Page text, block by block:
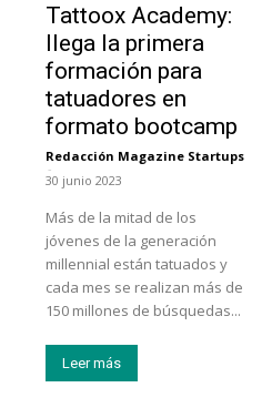
Tattoox Academy:
llega la primera
formación para
tatuadores en
formato bootcamp
Redacción Magazine Startups
-
30 junio 2023
Más de la mitad de los
jóvenes de la generación
millennial están tatuados y
cada mes se realizan más de
150 millones de búsquedas...
Leer más